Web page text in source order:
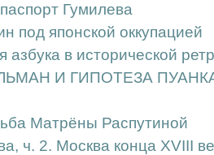
Гумилева
под японской оккупацией
азбука в исторической
И ГИПОТЕЗА
Матрёны Распутиной
ч. 2. Москва конца XVIII